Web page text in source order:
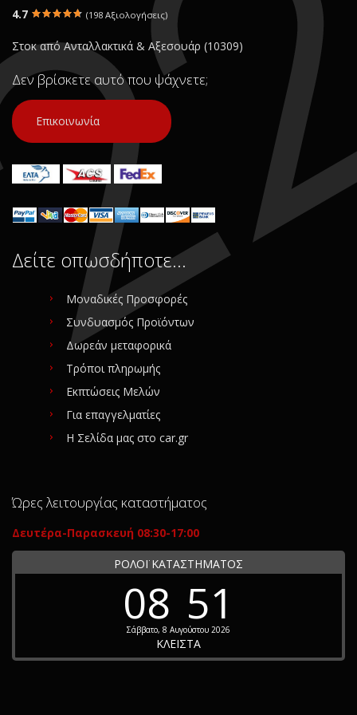
Κατάσταση:
Μεταχειρισμένο
Προέλευση:Original
Νούμερο Αγγελίας (SKU):
Συνδεθείτε για αγορά
Κατάσταση:
Original
Νούμερο Αγγελίας (SKU):
Συνδεθείτε για αγορά
4.7 (198 Αξιολογήσεις)
Στοκ από Ανταλλακτικά & Αξεσουάρ (10309)
Δεν βρίσκετε αυτό που ψάχνετε;
Επικοινωνία
Δείτε οπωσδήποτε…
Μοναδικές Προσφορές
Συνδυασμός Προϊόντων
Δωρεάν μεταφορικά
Τρόποι πληρωμής
Εκπτώσεις Μελών
Για επαγγελματίες
Η Σελίδα μας στο car.gr
Ώρες λειτουργίας καταστήματος
Δευτέρα-Παρασκευή 08:30-17:00
ΡΟΛΟΪ ΚΑΤΑΣΤΗΜΑΤΟΣ
08 51
Σάββατο, 8 Αυγούστου 2026
ΚΛΕΙΣΤΑ